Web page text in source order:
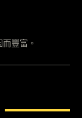
豐富。